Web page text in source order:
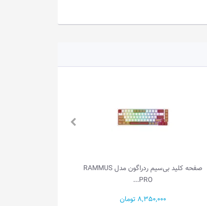
صفحه کلید بی‌سیم ردراگون مدل RAMMUS
PRO...
8,350,000 تومان